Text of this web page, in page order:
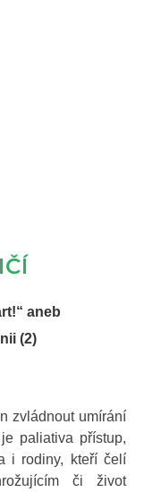
aneb
(2)
zvládnout umírání
paliativa přístup,
i rodiny, kteří čelí
či život